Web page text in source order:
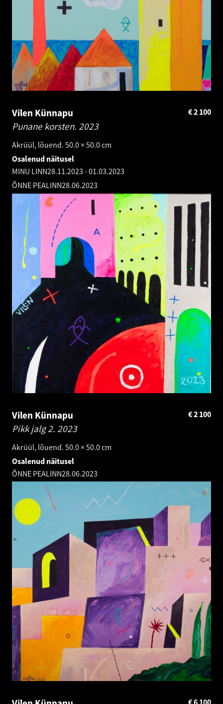
Vilen Künnapu
Punane korsten. 2023
Akrüül, lõuend. 50.0 × 50.0 cm
2 100
€
Osalenud näitusel
MINU LINN28.11.2023 -01.03.2023
ÕNNE PEALINN28.06.2023
Vilen Künnapu
Pikk jalg 2. 2023
Akrüül, lõuend. 50.0 × 50.0 cm
2 100
€
Osalenud näitusel
ÕNNE PEALINN28.06.2023
6 100
€